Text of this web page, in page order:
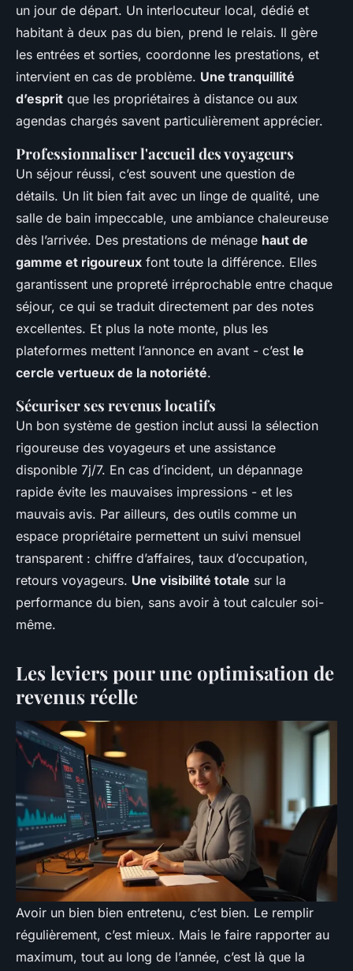
un jour de départ. Un interlocuteur local, dédié et
habitant à deux pas du bien, prend le relais. Il gère
les entrées et sorties, coordonne les prestations, et
intervient en cas de problème. Une tranquillité
d’esprit que les propriétaires à distance ou aux
agendas chargés savent particulièrement apprécier.
Professionnaliser l'accueil des voyageurs
Un séjour réussi, c’est souvent une question de
détails. Un lit bien fait avec un linge de qualité, une
salle de bain impeccable, une ambiance chaleureuse
dès l’arrivée. Des prestations de ménage haut de
gamme et rigoureux font toute la différence. Elles
garantissent une propreté irréprochable entre chaque
séjour, ce qui se traduit directement par des notes
excellentes. Et plus la note monte, plus les
plateformes mettent l’annonce en avant - c’est le
cercle vertueux de la notoriété.
Sécuriser ses revenus locatifs
Un bon système de gestion inclut aussi la sélection
rigoureuse des voyageurs et une assistance
disponible 7j/7. En cas d’incident, un dépannage
rapide évite les mauvaises impressions - et les
mauvais avis. Par ailleurs, des outils comme un
espace propriétaire permettent un suivi mensuel
transparent : chiffre d’affaires, taux d’occupation,
retours voyageurs. Une visibilité totale sur la
performance du bien, sans avoir à tout calculer soi-
même.
Les leviers pour une optimisation de
revenus réelle
Avoir un bien bien entretenu, c’est bien. Le remplir
régulièrement, c’est mieux. Mais le faire rapporter au
maximum, tout au long de l’année, c’est là que la